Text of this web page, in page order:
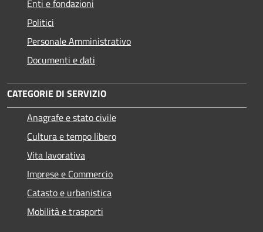
Enti e fondazioni
Politici
Personale Amministrativo
Documenti e dati
CATEGORIE DI SERVIZIO
Anagrafe e stato civile
Cultura e tempo libero
Vita lavorativa
Imprese e Commercio
Catasto e urbanistica
Mobilità e trasporti